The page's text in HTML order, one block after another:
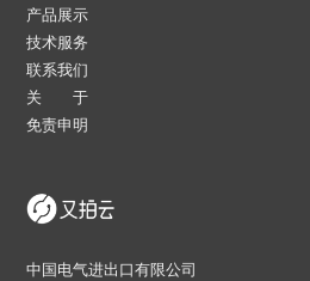
产品展示
技术服务
联系我们
关 于
免责申明
中国电气进出口有限公司